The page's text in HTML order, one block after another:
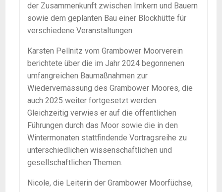
der Zusammenkunft zwischen Imkern und Bauern
sowie dem geplanten Bau einer Blockhütte für
verschiedene Veranstaltungen.
Karsten Pellnitz vom Grambower Moorverein
berichtete über die im Jahr 2024 begonnenen
umfangreichen Baumaßnahmen zur
Wiedervernässung des Grambower Moores, die
auch 2025 weiter fortgesetzt werden.
Gleichzeitig verwies er auf die öffentlichen
Führungen durch das Moor sowie die in den
Wintermonaten stattfindende Vortragsreihe zu
unterschiedlichen wissenschaftlichen und
gesellschaftlichen Themen.
Nicole, die Leiterin der Grambower Moorfüchse,